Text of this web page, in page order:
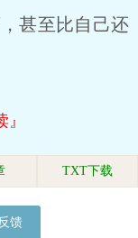
甚至比自己还
TXT下载
馈